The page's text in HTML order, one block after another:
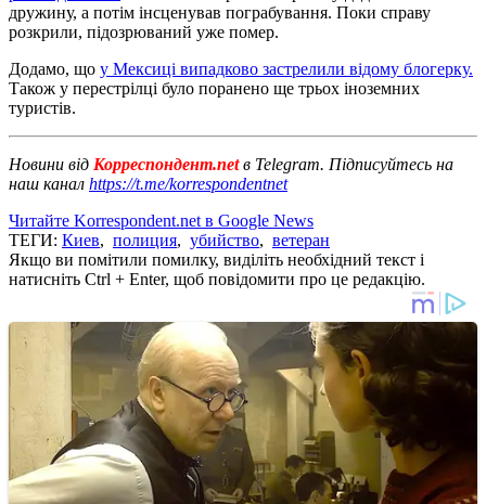
дружину, а потім інсценував пограбування. Поки справу
розкрили, підозрюваний уже помер.
Додамо, що у Мексиці випадково застрелили відому блогерку.
Також у перестрілці було поранено ще трьох іноземних
туристів.
Новини від Корреспондент.netв Telegram. Підписуйтесь на
наш канал https://t.me/korrespondentnet
Читайте Korrespondent.net в Google News
ТЕГИ: Киев, полиция, убийство, ветеран
Якщо ви помітили помилку, виділіть необхідний текст і
натисніть Ctrl + Enter, щоб повідомити про це редакцію.